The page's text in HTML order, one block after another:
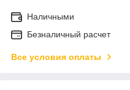
Наличными
Безналичный расчет
Все условия оплаты